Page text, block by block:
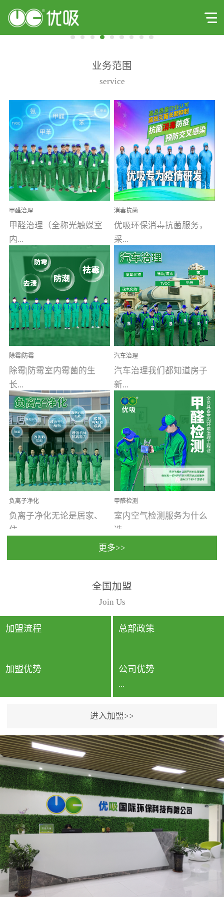
业务范围
service
甲醛治理
甲醛治理（全称光触媒室
内...
空气污染净化治理）工业
文明的进步，创造了多姿
多彩的家居产品和生活情
调，但也带来了以甲醛为
首的室内...
消毒抗菌
优吸环保消毒抗菌服务，
采...
用行业公认奥维牌消毒
液，具备杀死人体冠状病
毒的功效，杀菌率
99.99%。相对于传统消毒
液来说，无...
除霉|防霉
除霉|防霉室内霉菌的生
长...
受温度、湿度、基质养
分、通风四个条件影响，
温暖潮湿、营养物质多、
通风缓慢的空间最易滋生
大量霉菌的...
汽车治理
汽车治理我们都知道房子
新...
装修完会有甲醛，其实汽
车的甲醛超标问题更为严
重。汽车的空间范围小，
配件、皮具、装饰多，这
些都是汽...
负离子净化
负离子净化无论是居家、
住...
动，人类长时间停留的室
内空间都有整体消毒的需
要。因为空间内人流携带
的、空气...
甲醛检测
室内空气检测服务为什么
选...
行国家规定的标准检测方
法，空气采样量准确，检
测结果可靠，远胜于其他
检测...
更多>>
全国加盟
Join Us
加盟流程 总部政策
加盟优势 公司优势
...
专利保护优势、双甲资质
企业（“室内环境净化治理
甲级施工资质”“室内环境
污染治理资质等级证
书”）、拥有多名高级《环
境工程高级工程师》室内
空气治理资格认证的治理
人员、掌握室内空气净化
治理实用技术和五项专利
技术、八项计算机软件著
作权登记证书等。研发实
进入加盟>>